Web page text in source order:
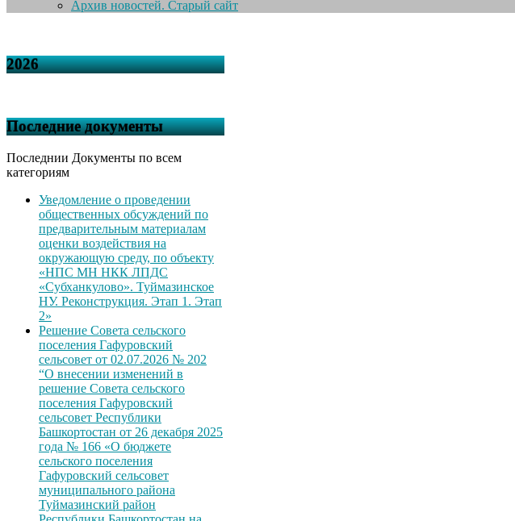
Архив новостей. Старый сайт
2026
Последние документы
Последнии Документы по всем
категориям
Уведомление о проведении
общественных обсуждений по
предварительным материалам
оценки воздействия на
окружающую среду, по объекту
«НПС МН НКК ЛПДС
«Субханкулово». Туймазинское
НУ. Реконструкция. Этап 1. Этап
2»
Решение Совета сельского
поселения Гафуровский
сельсовет от 02.07.2026 № 202
“О внесении изменений в
решение Совета сельского
поселения Гафуровский
сельсовет Республики
Башкортостан от 26 декабря 2025
года № 166 «О бюджете
сельского поселения
Гафуровский сельсовет
муниципального района
Туймазинский район